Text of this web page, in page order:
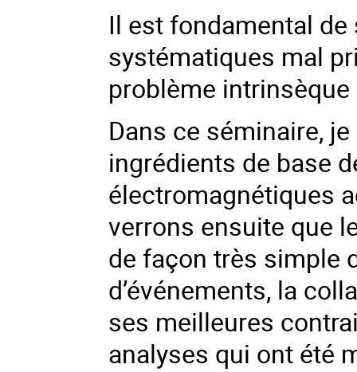
Il est fondamental
systématiques mal
problème
Dans ce séminaire,
ingrédients de base
électromagnétiques
verrons ensuite que
de façon très simple
d’événements, la
ses meilleures
analyses qui ont été